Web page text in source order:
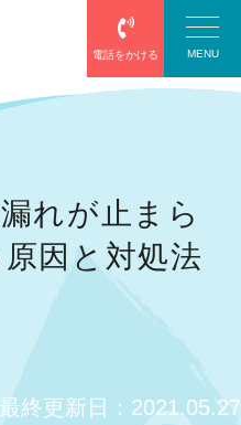
電話をかける MENU
れが止まら
因と対処法
最終更新日：2021.05.27